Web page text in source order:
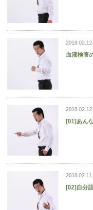
2018.02.12
血液検査
2018.02.12
[01]あん
2018.02.11
[02]自分